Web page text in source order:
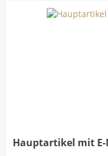
Hauptartikel mit